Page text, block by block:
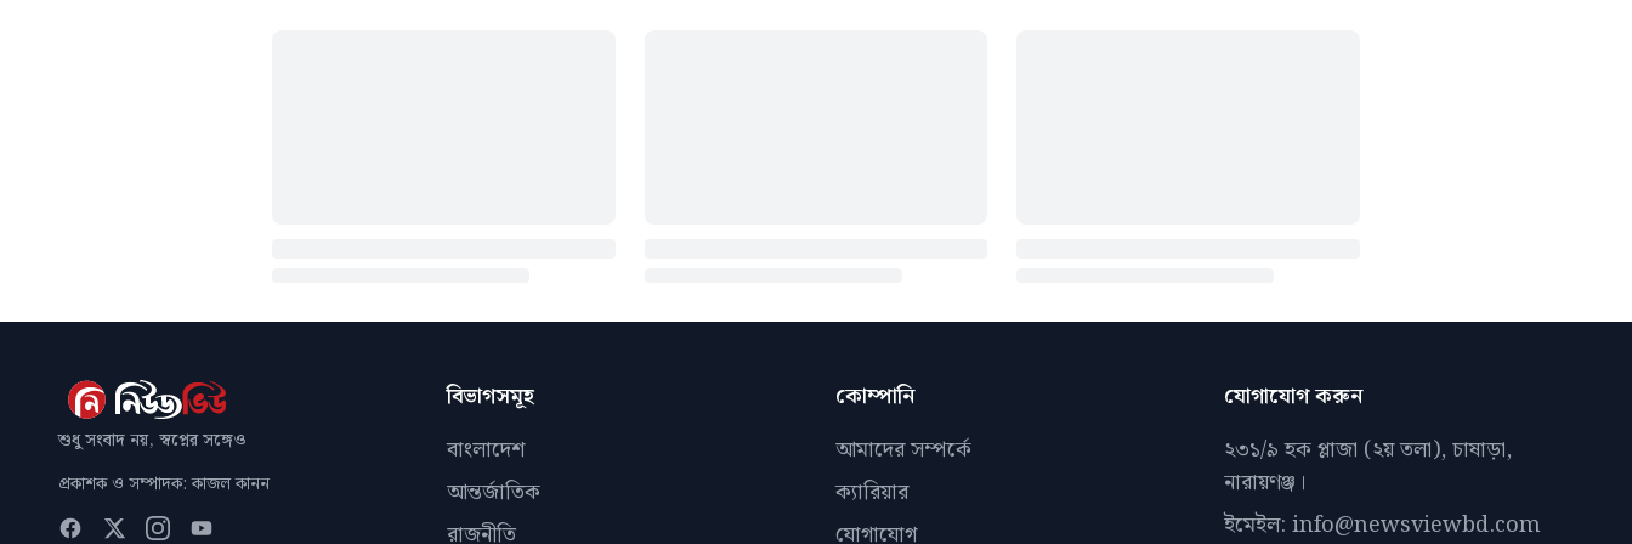
শুধু সংবাদ নয়, স্বপ্নের সঙ্গেও
প্রকাশক ও সম্পাদক: কাজল কানন
বিভাগসমূহ
বাংলাদেশ
আন্তর্জাতিক
রাজনীতি
কোম্পানি
আমাদের সম্পর্কে
ক্যারিয়ার
যোগাযোগ
যোগাযোগ করুন
২৩১/৯ হক প্লাজা (২য় তলা), চাষাড়া,
নারায়ণঞ্জ।
ইমেইল: info@newsviewbd.com